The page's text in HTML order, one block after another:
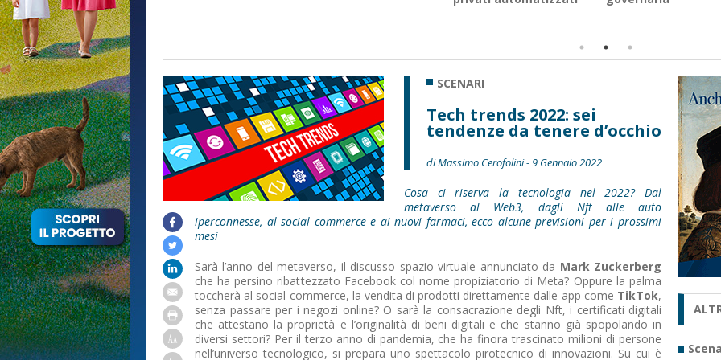
SCENARI
Tech trends 2022: sei
tendenze da tenere d’occhio
di Massimo Cerofolini - 9 Gennaio 2022
Cosa ci riserva la tecnologia nel 2022? Dal
metaverso al Web3, dagli Nft alle auto
iperconnesse, al social commerce e ai nuovi farmaci, ecco alcune previsioni per i prossimi
mesi
Sarà l’anno del metaverso, il discusso spazio virtuale annunciato da Mark Zuckerberg
che ha persino ribattezzato Facebook col nome propiziatorio di Meta? Oppure la palma
toccherà al social commerce, la vendita di prodotti direttamente dalle app come TikTok,
senza passare per i negozi online? O sarà la consacrazione degli Nft, i certificati digitali
che attestano la proprietà e l’originalità di beni digitali e che stanno già spopolando in
diversi settori? Per il terzo anno di pandemia, che ha finora trascinato milioni di persone
nell’universo tecnologico, si prepara uno spettacolo pirotecnico di innovazioni. Su cui è